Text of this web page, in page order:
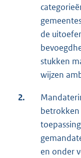
de
stukken
wijzen
2.
betrokken
en onder